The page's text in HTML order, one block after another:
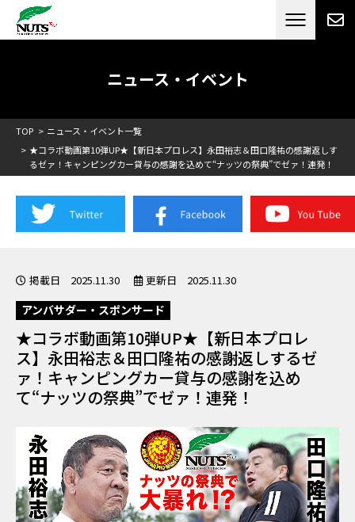
日本最大級のキャンピングカーメーカー
RV[テレビCM放送]
ニュース・イベント
TOP
ニュース・イベント一覧
★コラボ動画第10弾UP★【新日本プロレス】永田裕志＆田口隆祐の感謝返しす
るゼァ！キャンピングカー貸与の感謝を込めて“ナッツの祭典”でゼァ！連発！
掲載日 2025.11.30 更新日 2025.11.30
アンバサダー・スポンサード
★コラボ動画第10弾UP★【新日本プロレ
ス】永田裕志＆田口隆祐の感謝返しするゼ
ァ！キャンピングカー貸与の感謝を込め
て“ナッツの祭典”でゼァ！連発！